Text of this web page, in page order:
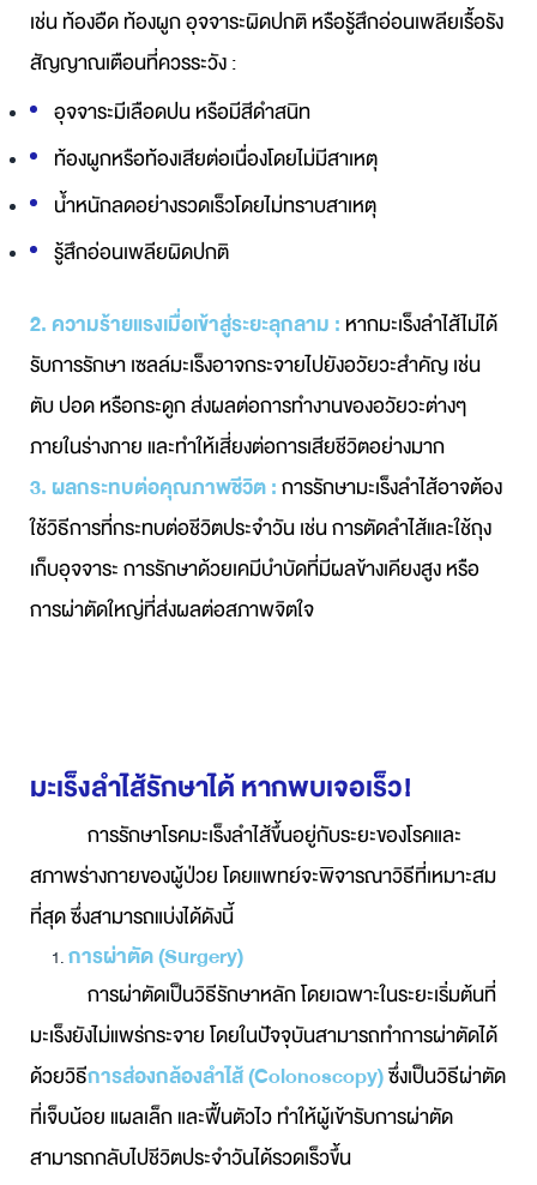
เช่น ท้องอืด ท้องผูก อุจจาระผิดปกติ หรือรู้สึกอ่อนเพลียเรื้อรัง
สัญญาณเตือนที่ควรระวัง :
อุจจาระมีเลือดปน หรือมีสีดำสนิท
ท้องผูกหรือท้องเสียต่อเนื่องโดยไม่มีสาเหตุ
น้ำหนักลดอย่างรวดเร็วโดยไม่ทราบสาเหตุ
รู้สึกอ่อนเพลียผิดปกติ
2. ความร้ายแรงเมื่อเข้าสู่ระยะลุกลาม : หากมะเร็งลำไส้ไม่ได้
รับการรักษา เซลล์มะเร็งอาจกระจายไปยังอวัยวะสำคัญ เช่น
ตับ ปอด หรือกระดูก ส่งผลต่อการทำงานของอวัยวะต่างๆ
ภายในร่างกาย และทำให้เสี่ยงต่อการเสียชีวิตอย่างมาก
3. ผลกระทบต่อคุณภาพชีวิต :การรักษามะเร็งลำไส้อาจต้อง
ใช้วิธีการที่กระทบต่อชีวิตประจำวัน เช่น การตัดลำไส้และใช้ถุง
เก็บอุจจาระ การรักษาด้วยเคมีบำบัดที่มีผลข้างเคียงสูง หรือ
การผ่าตัดใหญ่ที่ส่งผลต่อสภาพจิตใจ
มะเร็งลำไส้รักษาได้ หากพบเจอเร็ว!
การรักษาโรคมะเร็งลำไส้ขึ้นอยู่กับระยะของโรคและ
สภาพร่างกายของผู้ป่วย โดยแพทย์จะพิจารณาวิธีที่เหมาะสม
ที่สุด ซึ่งสามารถแบ่งได้ดังนี้
การผ่าตัด (Surgery)
การผ่าตัดเป็นวิธีรักษาหลัก โดยเฉพาะในระยะเริ่มต้นที่
มะเร็งยังไม่แพร่กระจาย โดยในปัจจุบันสามารถทำการผ่าตัดได้
ด้วยวิธีการส่องกล้องลำไส้ (Colonoscopy)ซึ่งเป็นวิธีผ่าตัด
ที่เจ็บน้อย แผลเล็ก และฟื้นตัวไว ทำให้ผู้เข้ารับการผ่าตัด
สามารถกลับไปชีวิตประจำวันได้รวดเร็วขึ้น